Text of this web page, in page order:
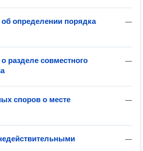
—
определении порядка
—
разделе совместного
—
споров о месте
—